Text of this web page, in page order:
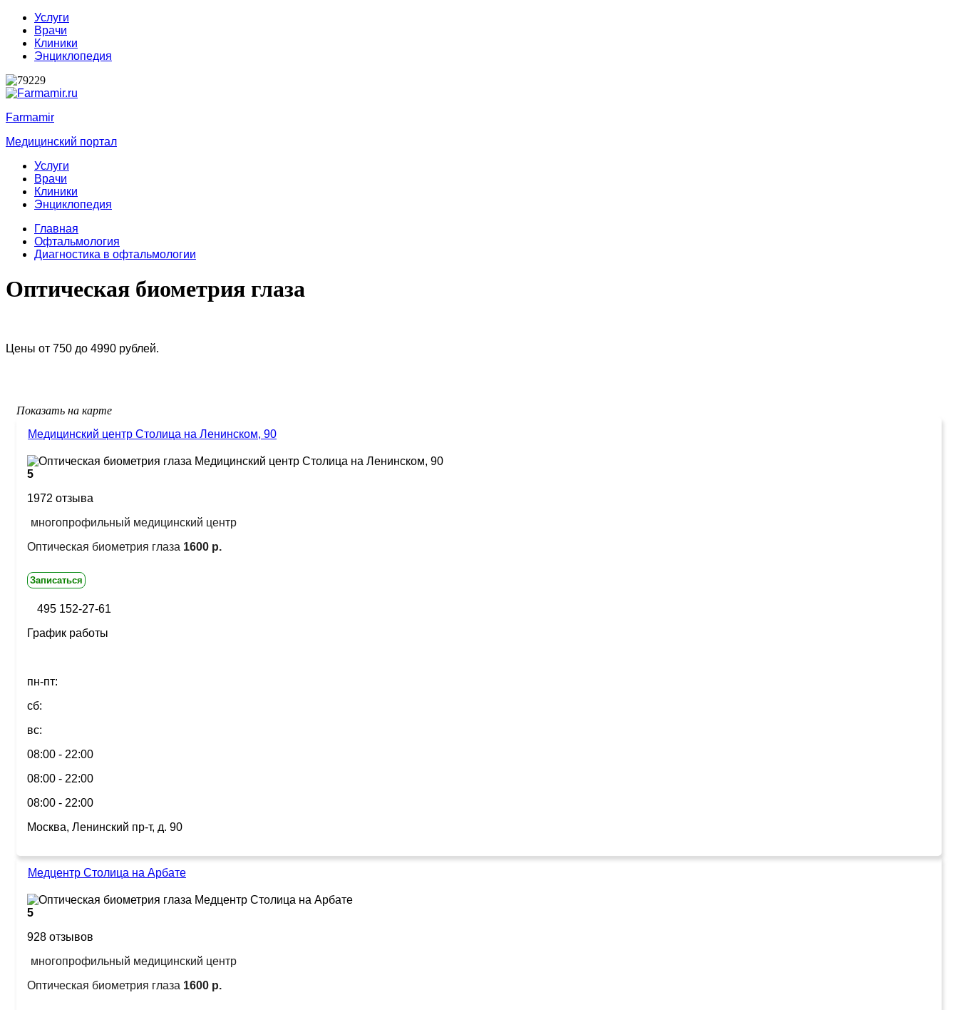
Услуги
Врачи
Клиники
Энциклопедия
Farmamir
Медицинский портал
Услуги
Врачи
Клиники
Энциклопедия
Главная
Офтальмология
Диагностика в офтальмологии
Оптическая биометрия глаза
Цены от 750 до 4990 рублей.
Показать на карте
Медицинский центр Столица на Ленинском, 90
5
1972 отзыва
многопрофильный медицинский центр
Оптическая биометрия глаза 1600 р.
Записаться
495 152-27-61
График работы
пн-пт:
сб:
вс:
08:00 - 22:00
08:00 - 22:00
08:00 - 22:00
Москва, Ленинский пр-т, д. 90
Медцентр Столица на Арбате
5
928 отзывов
многопрофильный медицинский центр
Оптическая биометрия глаза 1600 р.